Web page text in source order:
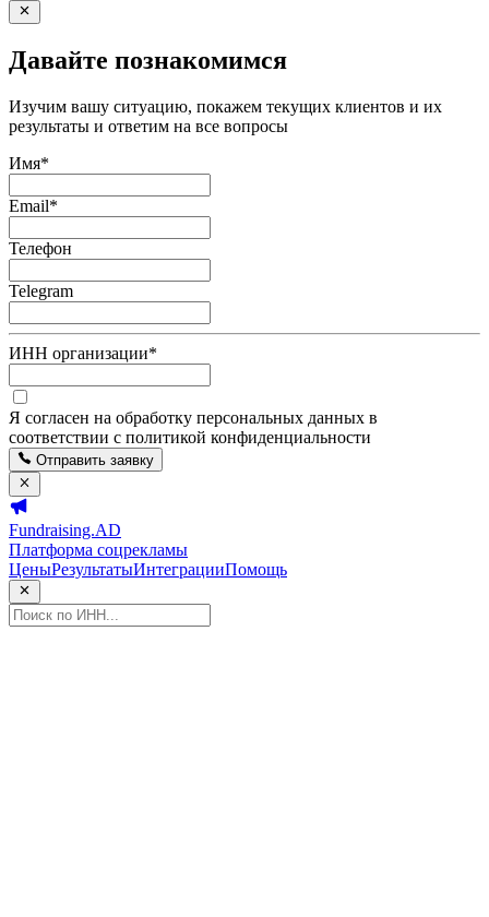
Давайте познакомимся
Изучим вашу ситуацию, покажем текущих клиентов и их
результаты и ответим на все вопросы
Имя*
Email*
Телефон
Telegram
ИНН организации*
Я согласен на обработку персональных данных в
соответствии с политикой конфиденциальности
Отправить заявку
Fundraising.AD
Платформа соцрекламы
ЦеныРезультатыИнтеграцииПомощь